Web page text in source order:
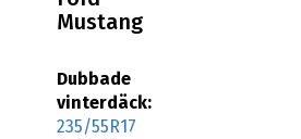
Mustang
Dubbade
vinterdäck:
235/55R17